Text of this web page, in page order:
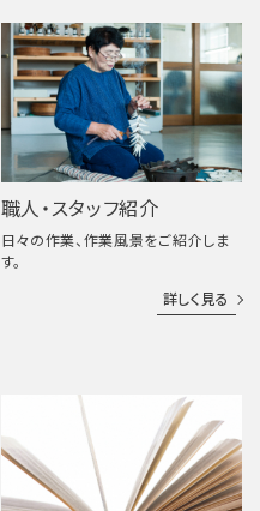
職人・スタッフ紹介
日々の作業、作業風景をご紹介しま
す。
詳しく見る